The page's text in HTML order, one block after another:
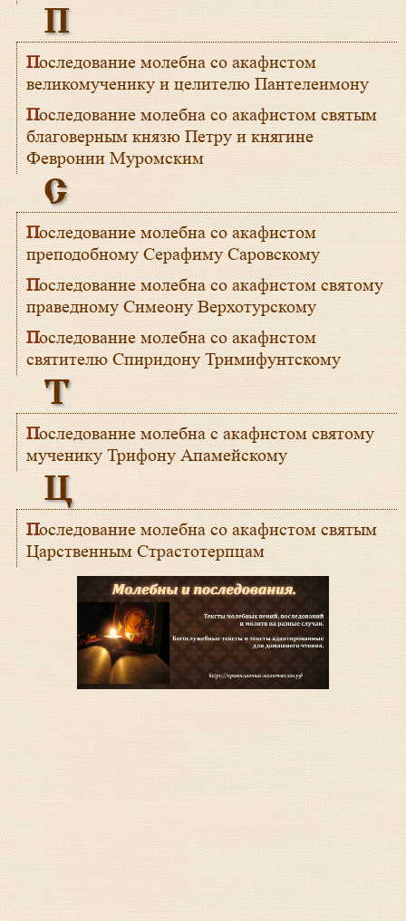
П
Последование молебна со акафистом
великомученику и целителю Пантелеимону
Последование молебна со акафистом святым
благоверным князю Петру и княгине
Февронии Муромским
С
Последование молебна со акафистом
преподобному Серафиму Саровскому
Последование молебна со акафистом святому
праведному Симеону Верхотурскому
Последование молебна со акафистом
святителю Спиридону Тримифунтскому
Т
Последование молебна с акафистом святому
мученику Трифону Апамейскому
Ц
Последование молебна со акафистом святым
Царственным Страстотерпцам